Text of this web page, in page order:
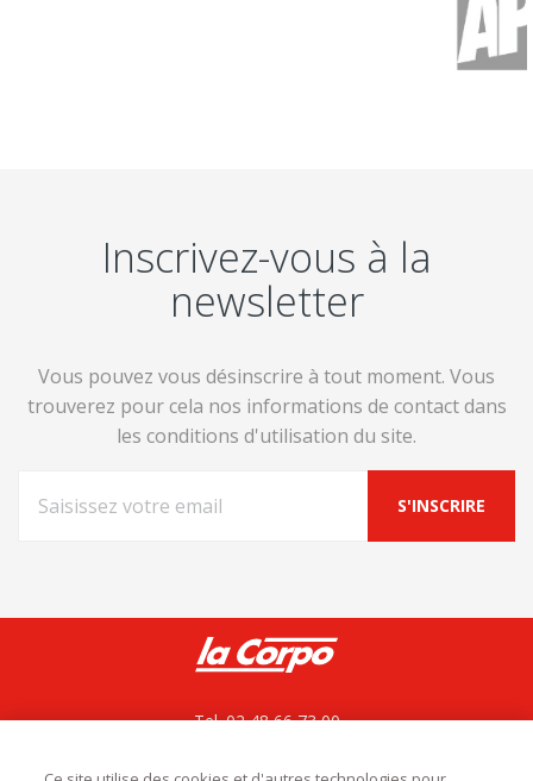
Inscrivez-vous à la
newsletter
Vous pouvez vous désinscrire à tout moment. Vous
trouverez pour cela nos informations de contact dans
les conditions d'utilisation du site.
Tel. 02 48 66 73 00